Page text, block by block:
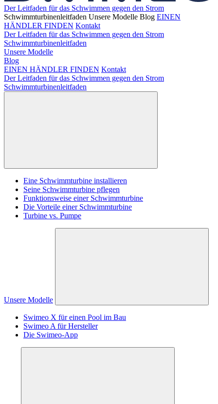
Der Leitfaden für das Schwimmen gegen den Strom
Schwimmturbinenleitfaden Unsere Modelle Blog EINEN
HÄNDLER FINDEN Kontakt
Der Leitfaden für das Schwimmen gegen den Strom
Schwimmturbinenleitfaden
Unsere Modelle
Blog
EINEN HÄNDLER FINDEN Kontakt
Der Leitfaden für das Schwimmen gegen den Strom
Schwimmturbinenleitfaden
Eine Schwimmturbine installieren
Seine Schwimmturbine pflegen
Funktionsweise einer Schwimmturbine
Die Vorteile einer Schwimmturbine
Turbine vs. Pumpe
Unsere Modelle
Swimeo X für einen Pool im Bau
Swimeo A für Hersteller
Die Swimeo-App